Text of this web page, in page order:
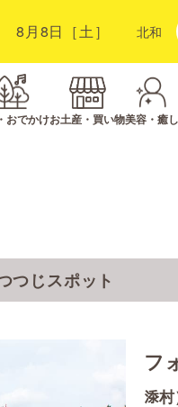
8月8日［土］ 北和
おでかけお土産・買い物美容・癒し
つじスポット
フ
𣷹村